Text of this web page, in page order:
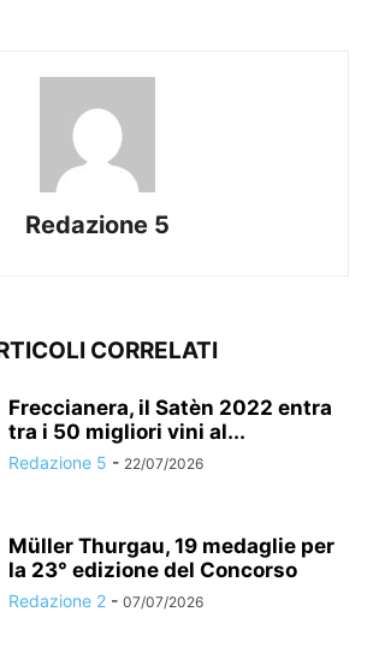
Redazione 5
CORRELATI
Freccianera, il Satèn 2022 entra
tra i 50 migliori vini al...
Redazione 5 - 22/07/2026
Müller Thurgau, 19 medaglie per
la 23° edizione del Concorso
Redazione 2 - 07/07/2026